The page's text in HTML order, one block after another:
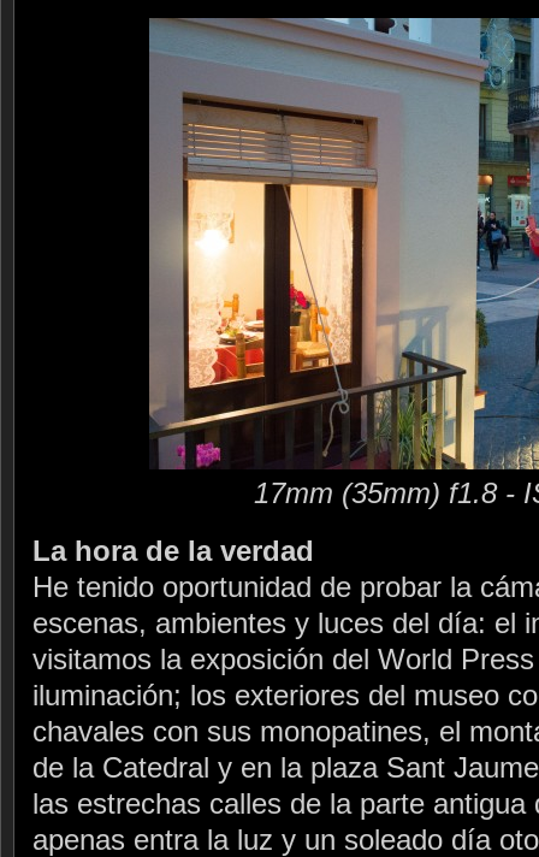
17mm (35mm) f1.8 -
La hora de la verdad
He tenido oportunidad de probar la
escenas, ambientes y luces del día: el
visitamos la exposición del World
iluminación; los exteriores del museo
chavales con sus monopatines, el
de la Catedral y en la plaza Sant
las estrechas calles de la parte antigua
apenas entra la luz y un soleado día